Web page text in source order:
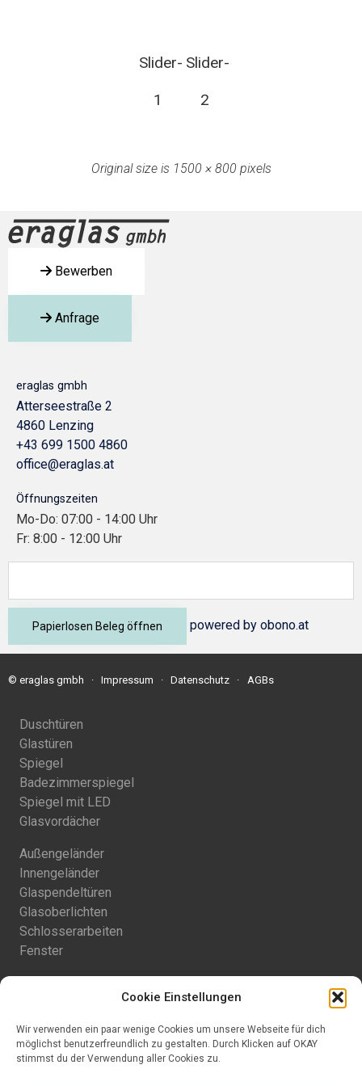
Cookie Einstellungen
Wir verwenden ein paar wenige Cookies um unsere Webseite für dich
möglichst benutzerfreundlich zu gestalten. Durch Klicken auf OKAY
stimmst du der Verwendung aller Cookies zu.
Slider-
1
Slider-
2
Original size is 1500 × 800 pixels
Bewerben
Anfrage
eraglas gmbh
Atterseestraße 2
4860 Lenzing
+43 699 1500 4860
office@eraglas.at
Öffnungszeiten
Mo-Do: 07:00 - 14:00 Uhr
Fr: 8:00 - 12:00 Uhr
powered by obono.at
© eraglas gmbh ∙ Impressum ∙ Datenschutz ∙ AGBs
Duschtüren
Glastüren
Spiegel
Badezimmerspiegel
Spiegel mit LED
Glasvordächer
Außengeländer
Innengeländer
Glaspendeltüren
Glasoberlichten
Schlosserarbeiten
Fenster
Terrassenüberdachung
Terrassenschiebegläser
Sichtschutz